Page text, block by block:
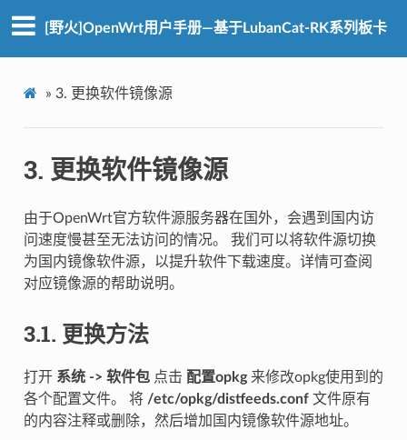
[野火]OpenWrt用户手册—基于LubanCat-RK系列板卡
» 3. 更换软件镜像源
3. 更换软件镜像源
由于OpenWrt官方软件源服务器在国外，会遇到国内访
问速度慢甚至无法访问的情况。 我们可以将软件源切换
为国内镜像软件源，以提升软件下载速度。详情可查阅
对应镜像源的帮助说明。
3.1. 更换方法
打开 系统 -> 软件包点击 配置opkg来修改opkg使用到的
各个配置文件。 将 /etc/opkg/distfeeds.conf文件原有
的内容注释或删除，然后增加国内镜像软件源地址。